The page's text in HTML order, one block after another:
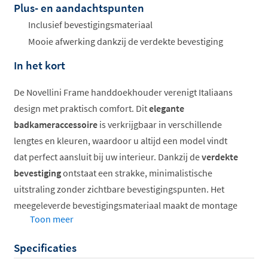
Offertes
ophalen...
Plus- en aandachtspunten
Inclusief bevestigingsmateriaal
Mooie afwerking dankzij de verdekte bevestiging
In het kort
De Novellini Frame handdoekhouder verenigt Italiaans
design met praktisch comfort. Ditelegante
badkameraccessoire is verkrijgbaar in verschillende
lengtes en kleuren, waardoor u altijd een model vindt
dat perfect aansluit bij uw interieur. Dankzij deverdekte
bevestigingontstaat een strakke, minimalistische
uitstraling zonder zichtbare bevestigingspunten. Het
meegeleverde bevestigingsmateriaal maakt de montage
eenvoudig en snel.
Beschikbaar in 30, 45 en 60 cm
Toon meer
Specificaties